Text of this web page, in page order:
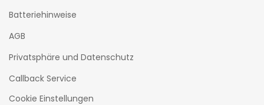
Batteriehinweise
AGB
Privatsphäre und Datenschutz
Callback Service
Cookie Einstellungen